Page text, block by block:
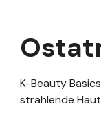
K-Beauty
strahlende Haut